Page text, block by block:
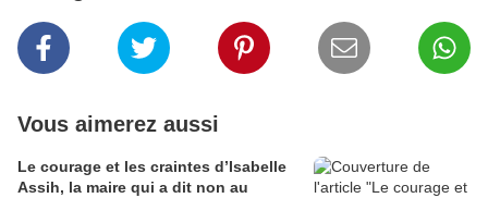
Vous aimerez aussi
Le courage et les craintes d’Isabelle
Assih, la maire qui a dit non au